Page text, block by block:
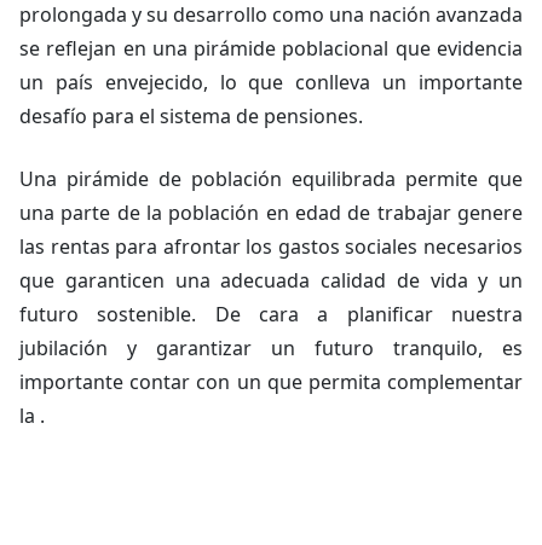
prolongada y su desarrollo como una nación avanzada
se reflejan en una pirámide poblacional que evidencia
un país envejecido, lo que conlleva un importante
desafío para el sistema de pensiones.
Una pirámide de población equilibrada permite que
una parte de la población en edad de trabajar genere
las rentas para afrontar los gastos sociales necesarios
que garanticen una adecuada calidad de vida y un
futuro sostenible. De cara a planificar nuestra
jubilación y garantizar un futuro tranquilo, es
importante contar con un que permita complementar
la .